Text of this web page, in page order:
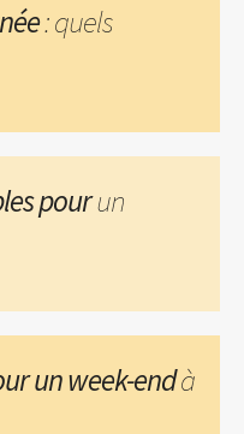
: quels
pourun
un week-endà